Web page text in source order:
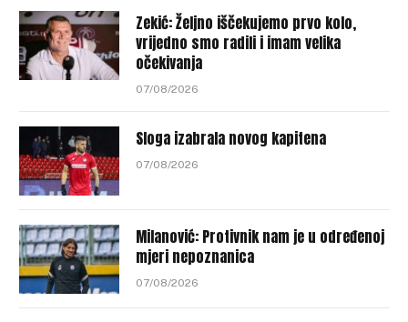
Zekić: Željno iščekujemo prvo kolo,
vrijedno smo radili i imam velika
očekivanja
07/08/2026
Sloga izabrala novog kapitena
07/08/2026
Milanović: Protivnik nam je u određenoj
mjeri nepoznanica
07/08/2026